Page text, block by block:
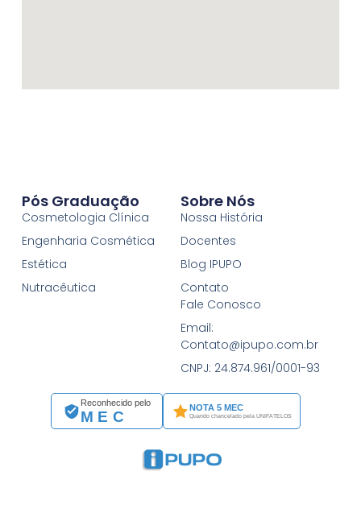
Reconhecido pelo
MEC
NOTA 5 MEC
Quando chancelado pela UNIFATELOS
Pós Graduação
Cosmetologia Clínica
Engenharia Cosmética
Estética
Nutracêutica
Sobre Nós
Nossa História
Docentes
Blog IPUPO
Contato
Fale Conosco
Email:
Contato@ipupo.com.br
CNPJ: 24.874.961/0001-93